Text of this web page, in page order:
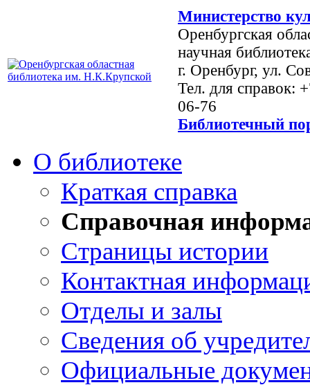
Министерство
Оренбургская
научная
г. Оренбург, ул.
Тел. для справок:
06-76
Библиотечный
О библиотеке
Краткая справка
Справочная
Страницы истории
Контактная
Отделы и залы
Сведения об
Официальные